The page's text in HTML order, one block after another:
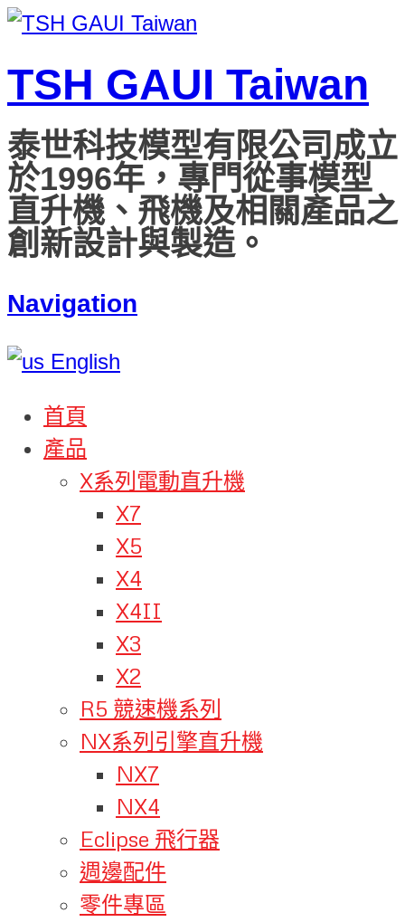
TSH GAUI Taiwan
泰世科技模型有限公司成立
於1996年，專門從事模型
直升機、飛機及相關產品之
創新設計與製造。
Navigation
English
首頁
產品
X系列電動直升機
X7
X5
X4
X4II
X3
X2
R5 競速機系列
NX系列引擎直升機
NX7
NX4
Eclipse 飛行器
週邊配件
零件專區